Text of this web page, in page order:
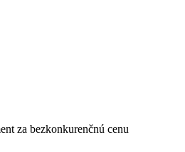
za bezkonkurenčnú cenu